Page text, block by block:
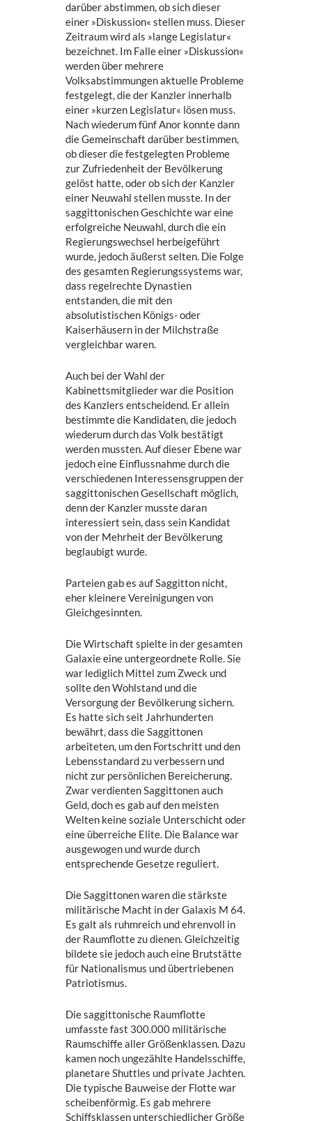
darüber abstimmen, ob sich dieser
einer »Diskussion« stellen muss. Dieser
Zeitraum wird als »lange Legislatur«
bezeichnet. Im Falle einer »Diskussion«
werden über mehrere
Volksabstimmungen aktuelle Probleme
festgelegt, die der Kanzler innerhalb
einer »kurzen Legislatur« lösen muss.
Nach wiederum fünf Anor konnte dann
die Gemeinschaft darüber bestimmen,
ob dieser die festgelegten Probleme
zur Zufriedenheit der Bevölkerung
gelöst hatte, oder ob sich der Kanzler
einer Neuwahl stellen musste. In der
saggittonischen Geschichte war eine
erfolgreiche Neuwahl, durch die ein
Regierungswechsel herbeigeführt
wurde, jedoch äußerst selten. Die Folge
des gesamten Regierungssystems war,
dass regelrechte Dynastien
entstanden, die mit den
absolutistischen Königs- oder
Kaiserhäusern in der Milchstraße
vergleichbar waren.
Auch bei der Wahl der
Kabinettsmitglieder war die Position
des Kanzlers entscheidend. Er allein
bestimmte die Kandidaten, die jedoch
wiederum durch das Volk bestätigt
werden mussten. Auf dieser Ebene war
jedoch eine Einflussnahme durch die
verschiedenen Interessensgruppen der
saggittonischen Gesellschaft möglich,
denn der Kanzler musste daran
interessiert sein, dass sein Kandidat
von der Mehrheit der Bevölkerung
beglaubigt wurde.
Parteien gab es auf Saggitton nicht,
eher kleinere Vereinigungen von
Gleichgesinnten.
Die Wirtschaft spielte in der gesamten
Galaxie eine untergeordnete Rolle. Sie
war lediglich Mittel zum Zweck und
sollte den Wohlstand und die
Versorgung der Bevölkerung sichern.
Es hatte sich seit Jahrhunderten
bewährt, dass die Saggittonen
arbeiteten, um den Fortschritt und den
Lebensstandard zu verbessern und
nicht zur persönlichen Bereicherung.
Zwar verdienten Saggittonen auch
Geld, doch es gab auf den meisten
Welten keine soziale Unterschicht oder
eine überreiche Elite. Die Balance war
ausgewogen und wurde durch
entsprechende Gesetze reguliert.
Die Saggittonen waren die stärkste
militärische Macht in der Galaxis M 64.
Es galt als ruhmreich und ehrenvoll in
der Raumflotte zu dienen. Gleichzeitig
bildete sie jedoch auch eine Brutstätte
für Nationalismus und übertriebenen
Patriotismus.
Die saggittonische Raumflotte
umfasste fast 300.000 militärische
Raumschiffe aller Größenklassen. Dazu
kamen noch ungezählte Handelsschiffe,
planetare Shuttles und private Jachten.
Die typische Bauweise der Flotte war
scheibenförmig. Es gab mehrere
Schiffsklassen unterschiedlicher Größe